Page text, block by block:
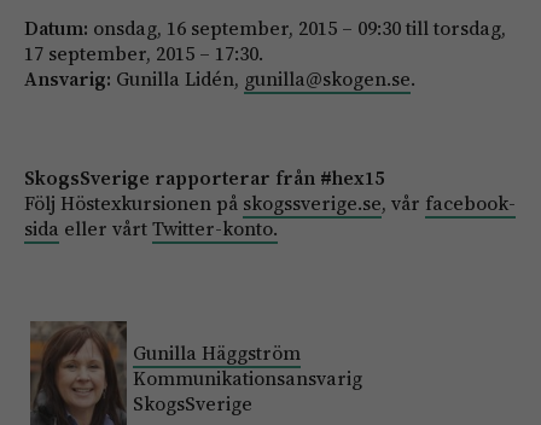
Datum: onsdag, 16 september, 2015 – 09:30 till torsdag,
17 september, 2015 – 17:30.
Ansvarig: Gunilla Lidén, gunilla@skogen.se.
SkogsSverige rapporterar från #hex15
Följ Höstexkursionen på skogssverige.se, vår facebook-
sida eller vårtTwitter-konto.
Gunilla Häggström
Kommunikationsansvarig
SkogsSverige